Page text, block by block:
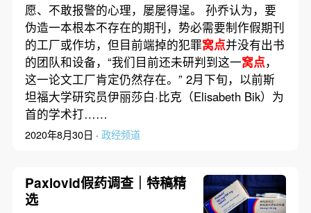
愿、不敢报警的心理，屡屡得逞。 孙乔认为，要
伪造一本根本不存在的期刊，势必需要制作假期刊
的工厂或作坊，但目前端掉的犯罪窝点并没有出书
的团队和设备，“我们目前还未研判到这一窝点，
这一论文工厂肯定仍然存在。” 2月下旬，以前斯
坦福大学研究员伊丽莎白·比克（Elisabeth Bik）为
首的学术打……
2020年8月30日 · 政经频道
Paxlovid假药调查｜特稿精
选